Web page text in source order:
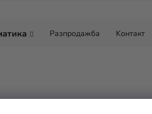
Разпродажба Kонтакт